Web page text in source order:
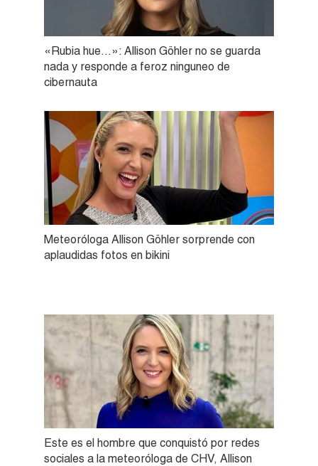
«Rubia hue…»: Allison Göhler no se guarda
nada y responde a feroz ninguneo de
cibernauta
Meteoróloga Allison Göhler sorprende con
aplaudidas fotos en bikini
Este es el hombre que conquistó por redes
sociales a la meteoróloga de CHV, Allison